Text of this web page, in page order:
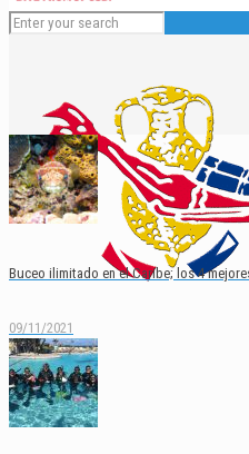
Español
English
Buceo ilimitado en el Caribe; los 4
09/11/2021